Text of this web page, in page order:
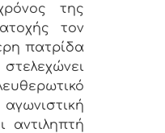
της
τον
πατρίδα
αντιληπτή